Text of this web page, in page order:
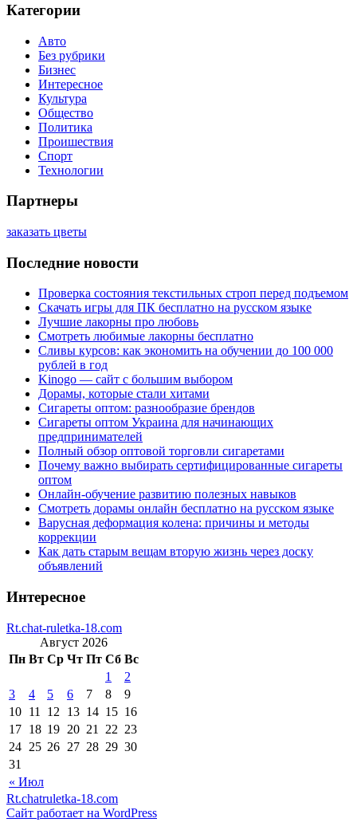
Категории
Авто
Без рубрики
Бизнес
Интересное
Культура
Общество
Политика
Проишествия
Спорт
Технологии
Партнеры
заказать цветы
Последние новости
Проверка состояния текстильных строп перед подъемом
Скачать игры для ПК бесплатно на русском языке
Лучшие лакорны про любовь
Смотреть любимые лакорны бесплатно
Сливы курсов: как экономить на обучении до 100 000
рублей в год
Kinogo — сайт с большим выбором
Дорамы, которые стали хитами
Сигареты оптом: разнообразие брендов
Сигареты оптом Украина для начинающих
предпринимателей
Полный обзор оптовой торговли сигаретами
Почему важно выбирать сертифицированные сигареты
оптом
Онлайн-обучение развитию полезных навыков
Смотреть дорамы онлайн бесплатно на русском языке
Варусная деформация колена: причины и методы
коррекции
Как дать старым вещам вторую жизнь через доску
объявлений
Интересное
Rt.chat-ruletka-18.com
Август 2026
Пн Вт Ср Чт Пт Сб Вс
« Июл
1
2
3
4 5 6 7 8
9
10 11 12 13 14 15 16
17 18 19 20 21 22 23
24 25 26 27 28 29 30
31
Rt.chatruletka-18.com
Сайт работает на WordPress